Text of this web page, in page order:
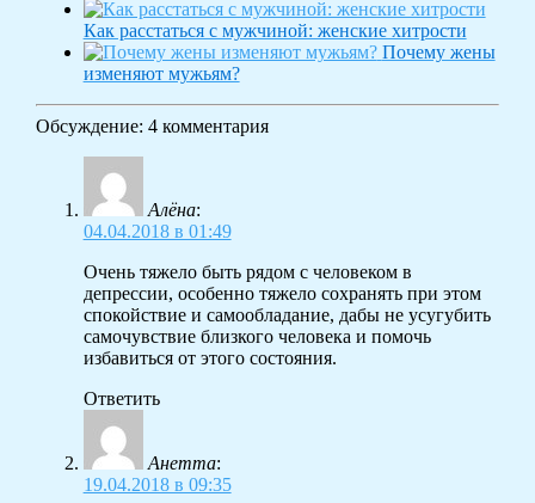
Как расстаться с мужчиной: женские хитрости
Почему жены
изменяют мужьям?
Обсуждение: 4 комментария
Алёна:
04.04.2018 в 01:49
Очень тяжело быть рядом с человеком в
депрессии, особенно тяжело сохранять при этом
спокойствие и самообладание, дабы не усугубить
самочувствие близкого человека и помочь
избавиться от этого состояния.
Ответить
Анетта:
19.04.2018 в 09:35